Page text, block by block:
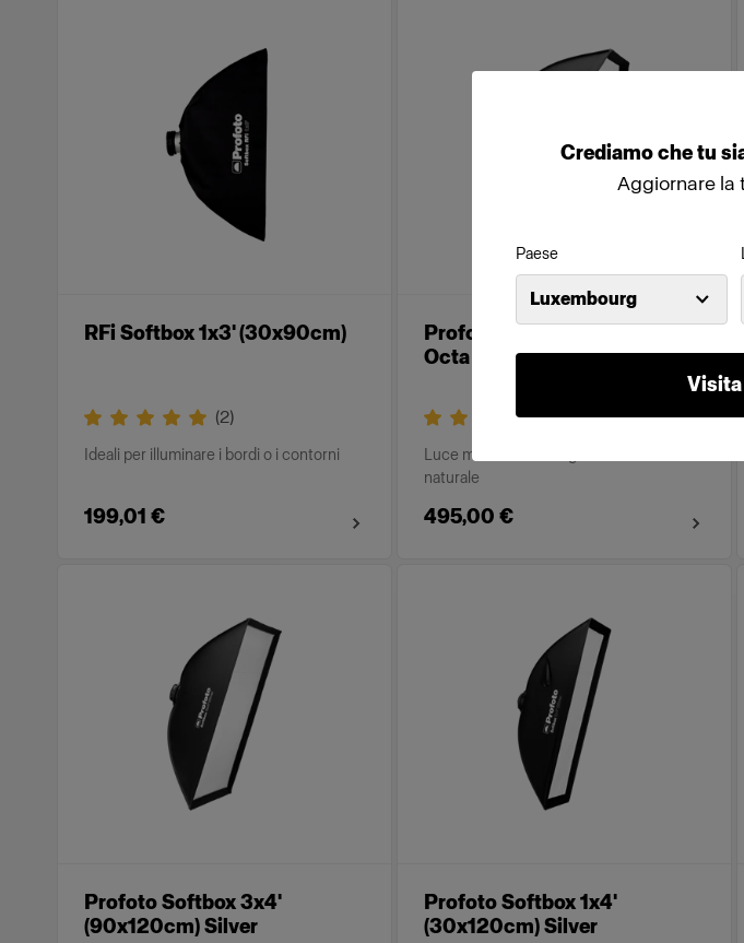
Crediamochetu
Aggiornare la
Paese
Luxembourg
RFi Softbox 1x3' (30x90cm)
(2)
Ideali per illuminare i bordi o i contorni
199,01 €
Profoto Softbox 3' (90cm)
Octa Silver
(10)
Luce morbida e avvolgente in modo
naturale
495,00 €
Profoto Softbox 3x4'
(90x120cm) Silver
Profoto Softbox 1x4'
(30x120cm) Silver